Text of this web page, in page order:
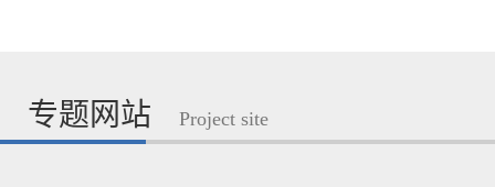
专题网站 Project site